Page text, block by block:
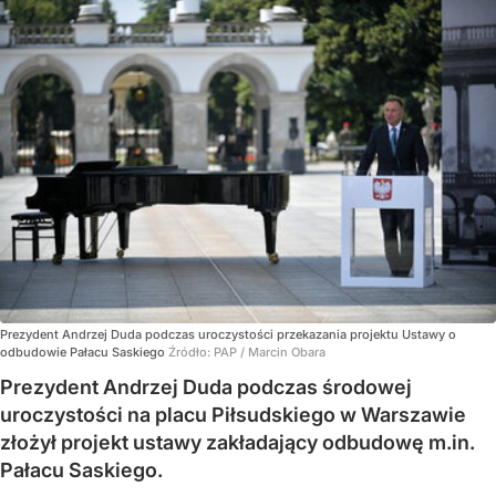
Prezydent Andrzej Duda podczas uroczystości przekazania projektu Ustawy o
odbudowie Pałacu Saskiego Źródło: PAP / Marcin Obara
Prezydent Andrzej Duda podczas środowej
uroczystości na placu Piłsudskiego w Warszawie
złożył projekt ustawy zakładający odbudowę m.in.
Pałacu Saskiego.